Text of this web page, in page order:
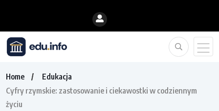
Home
Edukacja
Cyfry rzymskie: zastosowanie i ciekawostki w codziennym
życiu